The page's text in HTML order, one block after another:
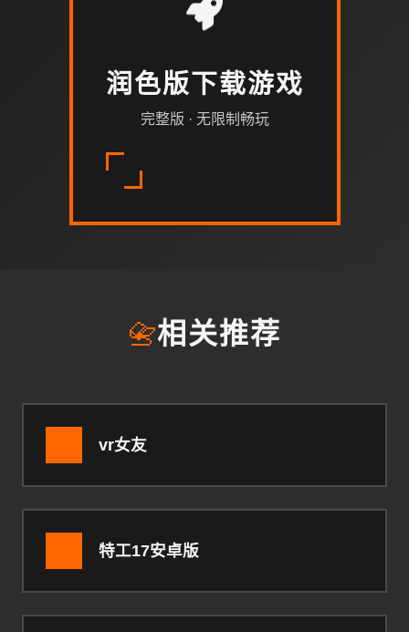
润色版下载游戏
完整版 · 无限制畅玩
📇相关推荐
vr女友
特工17安卓版